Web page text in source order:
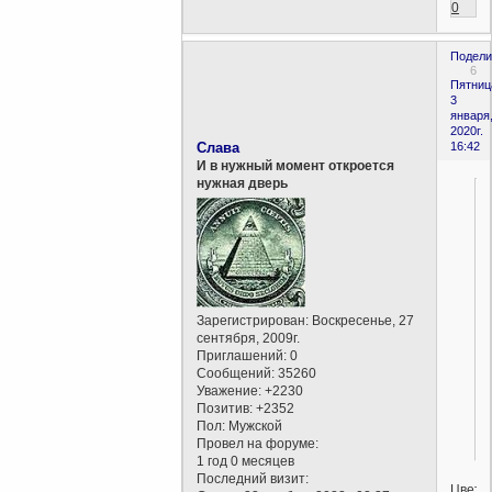
0
6
3
января,
2020г.
16:42
Слава
И в нужный момент откроется
нужная дверь
Зарегистрирован: Воскресенье, 27
сентября, 2009г.
Приглашений: 0
Сообщений: 35260
Уважение: +2230
Позитив: +2352
Пол: Мужской
Провел на форуме:
1 год 0 месяцев
Последний визит: